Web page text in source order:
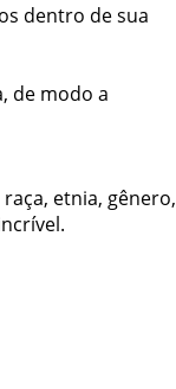
dentro de sua
de modo a
etnia, gênero,